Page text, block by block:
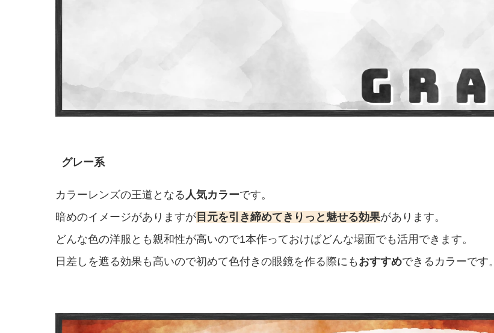
グレー系
カラーレンズの王道となる 人気カラーです。
暗めのイメージがありますが 目元を引き締めてきりっと魅せる効果があります。
どんな色の洋服とも親和性が高いので1本作っておけばどんな場面でも活用できます。
日差しを遮る効果も高いので初めて色付きの眼鏡を作る際にも おすすめできるカラーです。